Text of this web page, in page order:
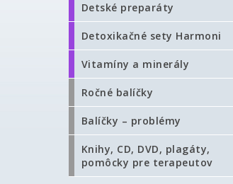
Detské preparáty
Detoxikačné sety Harmoni
Vitamíny a minerály
Ročné balíčky
Balíčky – problémy
Knihy, CD, DVD, plagáty,
pomôcky pre terapeutov